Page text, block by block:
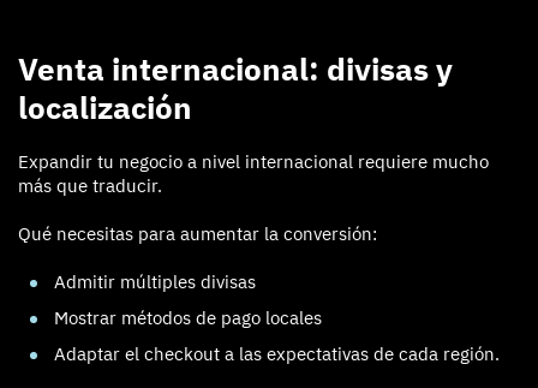
Venta internacional: divisas y
localización
Expandir tu negocio a nivel internacional requiere mucho
más que traducir.
Qué necesitas para aumentar la conversión:
Admitir múltiples divisas
Mostrar métodos de pago locales
Adaptar el checkout a las expectativas de cada región.